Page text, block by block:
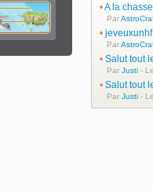
•A la
Par
• jeveuxunhf
Par
• Salut tout
Par Justi -
• Salut tout
Par Justi -